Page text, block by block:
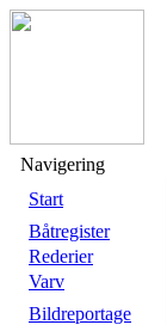
Navigering
Start
Båtregister
Rederier
Varv
Bildreportage